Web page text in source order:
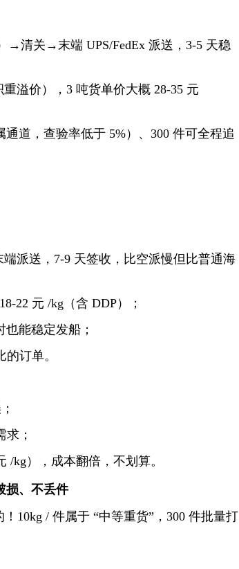
清关→末端 UPS/FedEx 派送，3-5 天稳
溢价），3 吨货单价大概 28-35 元
道，查验率低于 5%）、300 件可全程追
派送，7-9 天签收，比空派慢但比普通海
22 元 /kg（含 DDP）；
能稳定发船；
订单。
；
/kg），成本翻倍，不划算。
损、不丢件
10kg / 件属于 “中等重货”，300 件批量打